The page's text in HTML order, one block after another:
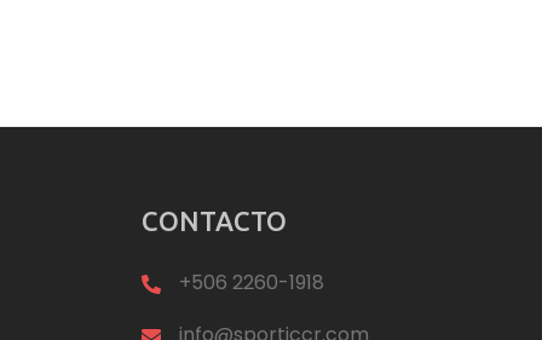
CONTACTO
+506 2260-1918